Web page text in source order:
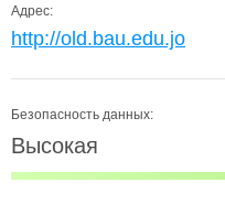
Адрес:
http://old.bau.edu.jo
Безопасность данных:
Высокая